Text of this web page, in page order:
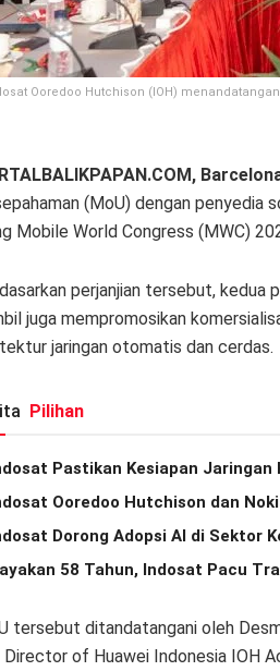
Ooredoo Hutchison (IOH)
(MoU) dengan penyedia
Mobile World Congress (MWC)
perjanjian tersebut, kedua
juga mempromosikan
jaringan otomatis dan cerdas.
Pilihan
Pastikan Kesiapan
Ooredoo Hutchison dan
Dorong Adopsi AI di Sektor
58 Tahun, Indosat Pacu
tersebut ditandatangani oleh
Director of Huawei Indonesia IOH